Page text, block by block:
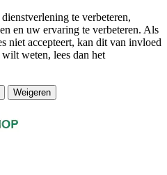
te verbeteren,
en uw ervaring te verbeteren. Als
niet accepteert, kan dit van invloed
weten, lees dan het
Weigeren